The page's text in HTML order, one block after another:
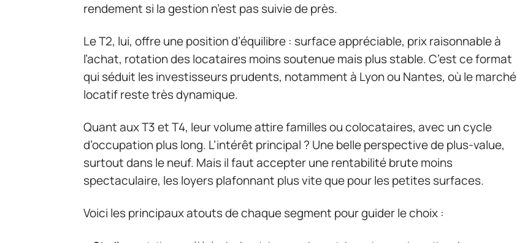
rendement si la gestion n’est pas suivie de près.
Le T2, lui, offre une position d’équilibre : surface appréciable, prix raisonnable à
l’achat, rotation des locataires moins soutenue mais plus stable. C’est ce format
qui séduit les investisseurs prudents, notamment à Lyon ou Nantes, où le marché
locatif reste très dynamique.
Quant aux T3 et T4, leur volume attire familles ou colocataires, avec un cycle
d’occupation plus long. L’intérêt principal ? Une belle perspective de plus-value,
surtout dans le neuf. Mais il faut accepter une rentabilité brute moins
spectaculaire, les loyers plafonnant plus vite que pour les petites surfaces.
Voici les principaux atouts de chaque segment pour guider le choix :